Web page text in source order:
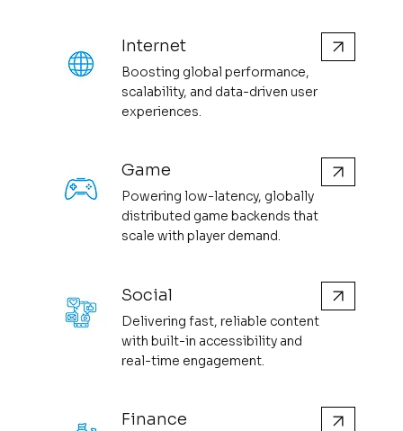
Internet
Boosting global performance,
scalability, and data-driven user
experiences.
Game
Powering low-latency, globally
distributed game backends that
scale with player demand.
Social
Delivering fast, reliable content
with built-in accessibility and
real-time engagement.
Finance